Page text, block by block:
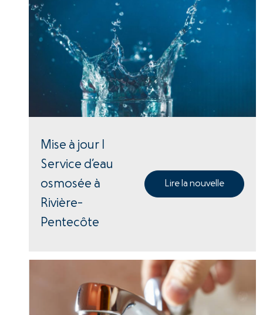
Mise à jour |
Service d’eau
osmosée à
Rivière-
Pentecôte
Lire la nouvelle